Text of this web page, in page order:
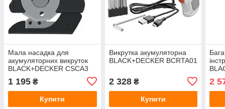
Мала насадка для
акумуляторних викруток
BLACK+DECKER CSCA3
1 195 ₴
Купити
Викрутка акумуляторна
BLACK+DECKER BCRTA01
2 328₴
Купити
2